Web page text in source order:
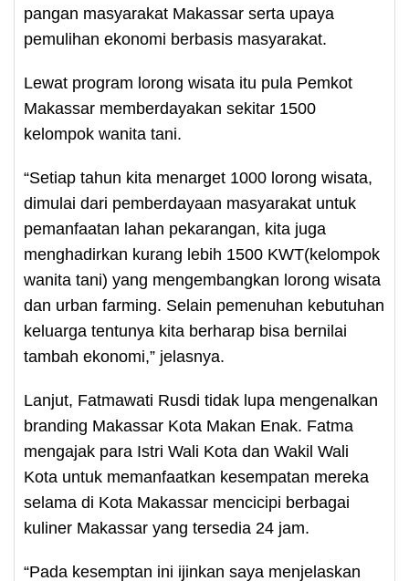
pangan masyarakat Makassar serta upaya
pemulihan ekonomi berbasis masyarakat.
Lewat program lorong wisata itu pula Pemkot
Makassar memberdayakan sekitar 1500
kelompok wanita tani.
“Setiap tahun kita menarget 1000 lorong wisata,
dimulai dari pemberdayaan masyarakat untuk
pemanfaatan lahan pekarangan, kita juga
menghadirkan kurang lebih 1500 KWT(kelompok
wanita tani) yang mengembangkan lorong wisata
dan urban farming. Selain pemenuhan kebutuhan
keluarga tentunya kita berharap bisa bernilai
tambah ekonomi,” jelasnya.
Lanjut, Fatmawati Rusdi tidak lupa mengenalkan
branding Makassar Kota Makan Enak. Fatma
mengajak para Istri Wali Kota dan Wakil Wali
Kota untuk memanfaatkan kesempatan mereka
selama di Kota Makassar mencicipi berbagai
kuliner Makassar yang tersedia 24 jam.
“Pada kesemptan ini ijinkan saya menjelaskan